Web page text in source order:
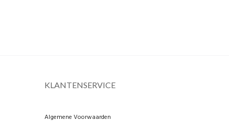
KLANTENSERVICE
Algemene Voorwaarden